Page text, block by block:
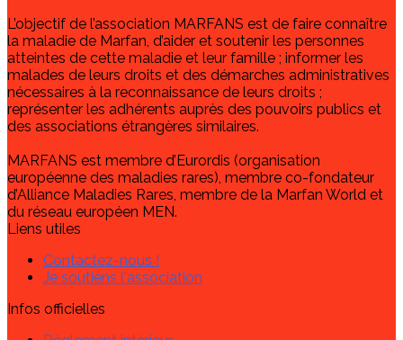
L’objectif de l’association MARFANS est de faire connaître
la maladie de Marfan, d’aider et soutenir les personnes
atteintes de cette maladie et leur famille ; informer les
malades de leurs droits et des démarches administratives
nécessaires à la reconnaissance de leurs droits ;
représenter les adhérents auprès des pouvoirs publics et
des associations étrangères similaires.
MARFANS est membre d’Eurordis (organisation
européenne des maladies rares), membre co-fondateur
d’Alliance Maladies Rares, membre de la Marfan World et
du réseau européen MEN.
Liens utiles
Contactez-nous !
Je soutiens l'association
Infos officielles